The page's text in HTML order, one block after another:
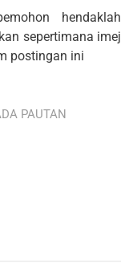
hendaklah
sepertimana imej
postingan ini
PAUTAN